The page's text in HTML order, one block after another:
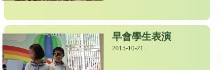
早會學生表演
2015-10-21